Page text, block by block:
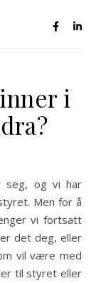
i
Men for å
vi fortsatt
det deg, eller
vil være med
til styret eller